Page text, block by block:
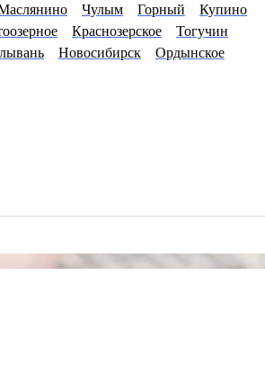
Чулым Горный
Купино
Краснозерское
Тогучин
Новосибирск
Ордынское
в